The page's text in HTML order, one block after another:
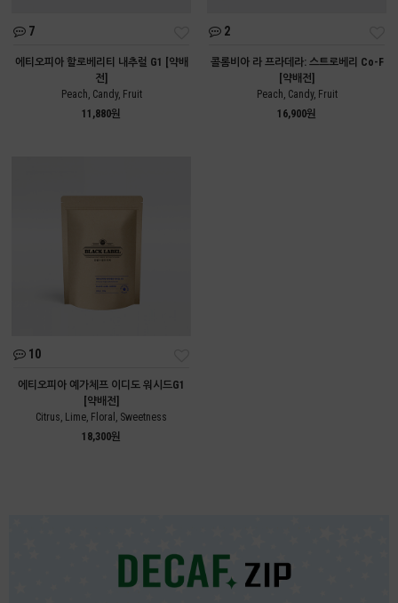
7
에티오피아 할로베리티 내추럴 G1 [약배
전]
Peach, Candy, Fruit
11,880원
2
콜롬비아 라 프라데라: 스트로베리 Co-F
[약배전]
Peach, Candy, Fruit
16,900원
10
에티오피아 예가체프 이디도 워시드G1
[약배전]
Citrus, Lime, Floral, Sweetness
18,300원